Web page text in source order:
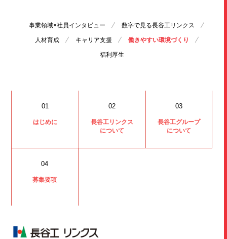
事業領域×社員インタビュー 数字で見る長谷工リンクス
人材育成 キャリア支援 働きやすい環境づくり
福利厚生
01
はじめに
02
長谷工リンクス
について
03
長谷工グループ
について
04
募集要項